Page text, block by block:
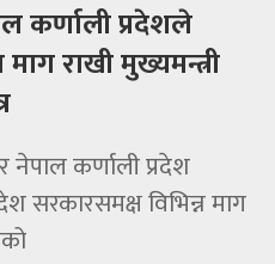
कर्णाली प्रदेशले
राखी मुख्यमन्त्री
नेपाल कर्णाली प्रदेश
सरकारसमक्ष विभिन्न माग